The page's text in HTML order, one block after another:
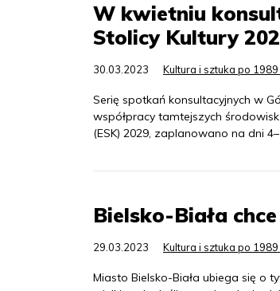
W kwietniu
Stolicy Kultury
30.03.2023 Kultura i sztuka po
Serię spotkań konsultacyjnych w
współpracy tamtejszych
(ESK) 2029, zaplanowano na dni
Bielsko-Biała
29.03.2023 Kultura i sztuka po
Miasto Bielsko-Biała ubiega się o